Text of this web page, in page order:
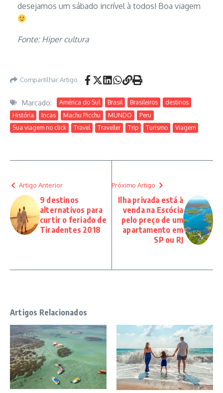
desejamos um sábado incrível à todos! Boa viagem
Fonte: Hiper cultura
Compartilhar Artigo
Marcado: América do Sul Brasil Brasileiros
destinos
História
Incas Machu Picchu MUNDO
Peru
Sua viagem no click
Travel Traveller Trip Turismo Viagem
Artigo Anterior
9 destinos
alternativos para
curtir o feriado de
Tiradentes 2018
Próximo Artigo
Ilha privada está à
venda na Escócia
pelo preço de um
apartamento em
SP ou RJ
Artigos Relacionados